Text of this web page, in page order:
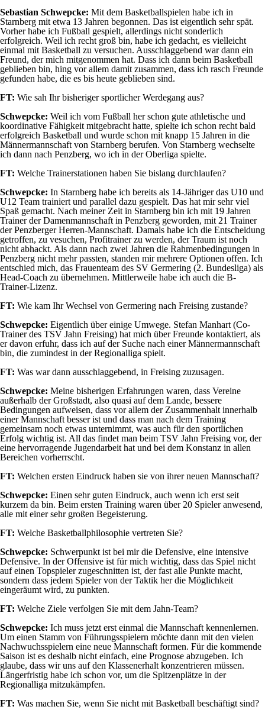
Sebastian Schwepcke: Mit dem Basketballspielen habe ich in
Starnberg mit etwa 13 Jahren begonnen. Das ist eigentlich sehr spät.
Vorher habe ich Fußball gespielt, allerdings nicht sonderlich
erfolgreich. Weil ich recht groß bin, habe ich gedacht, es vielleicht
einmal mit Basketball zu versuchen. Ausschlaggebend war dann ein
Freund, der mich mitgenommen hat. Dass ich dann beim Basketball
geblieben bin, hing vor allem damit zusammen, dass ich rasch Freunde
gefunden habe, die es bis heute geblieben sind.
FT: Wie sah Ihr bisheriger sportlicher Werdegang aus?
Schwepcke: Weil ich vom Fußball her schon gute athletische und
koordinative Fähigkeit mitgebracht hatte, spielte ich schon recht bald
erfolgreich Basketball und wurde schon mit knapp 15 Jahren in die
Männermannschaft von Starnberg berufen. Von Starnberg wechselte
ich dann nach Penzberg, wo ich in der Oberliga spielte.
FT: Welche Trainerstationen haben Sie bislang durchlaufen?
Schwepcke: In Starnberg habe ich bereits als 14-Jähriger das U10 und
U12 Team trainiert und parallel dazu gespielt. Das hat mir sehr viel
Spaß gemacht. Nach meiner Zeit in Starnberg bin ich mit 19 Jahren
Trainer der Damenmannschaft in Penzberg geworden, mit 21 Trainer
der Penzberger Herren-Mannschaft. Damals habe ich die Entscheidung
getroffen, zu vesuchen, Profitrainer zu werden, der Traum ist noch
nicht abhackt. Als dann nach zwei Jahren die Rahmenbedingungen in
Penzberg nicht mehr passten, standen mir mehrere Optionen offen. Ich
entschied mich, das Frauenteam des SV Germering (2. Bundesliga) als
Head-Coach zu übernehmen. Mittlerweile habe ich auch die B-
Trainer-Lizenz.
FT: Wie kam Ihr Wechsel von Germering nach Freising zustande?
Schwepcke: Eigentlich über einige Umwege. Stefan Manhart (Co-
Trainer des TSV Jahn Freising) hat mich über Freunde kontaktiert, als
er davon erfuhr, dass ich auf der Suche nach einer Männermannschaft
bin, die zumindest in der Regionalliga spielt.
FT: Was war dann ausschlaggebend, in Freising zuzusagen.
Schwepcke: Meine bisherigen Erfahrungen waren, dass Vereine
außerhalb der Großstadt, also quasi auf dem Lande, bessere
Bedingungen aufweisen, dass vor allem der Zusammenhalt innerhalb
einer Mannschaft besser ist und dass man nach dem Training
gemeinsam noch etwas unternimmt, was auch für den sportlichen
Erfolg wichtig ist. All das findet man beim TSV Jahn Freising vor, der
eine hervorragende Jugendarbeit hat und bei dem Konstanz in allen
Bereichen vorherrscht.
FT: Welchen ersten Eindruck haben sie von ihrer neuen Mannschaft?
Schwepcke: Einen sehr guten Eindruck, auch wenn ich erst seit
kurzem da bin. Beim ersten Training waren über 20 Spieler anwesend,
alle mit einer sehr großen Begeisterung.
FT: Welche Basketballphilosophie vertreten Sie?
Schwepcke: Schwerpunkt ist bei mir die Defensive, eine intensive
Defensive. In der Offensive ist für mich wichtig, dass das Spiel nicht
auf einen Topspieler zugeschnitten ist, der fast alle Punkte macht,
sondern dass jedem Spieler von der Taktik her die Möglichkeit
eingeräumt wird, zu punkten.
FT: Welche Ziele verfolgen Sie mit dem Jahn-Team?
Schwepcke: Ich muss jetzt erst einmal die Mannschaft kennenlernen.
Um einen Stamm von Führungsspielern möchte dann mit den vielen
Nachwuchsspielern eine neue Mannschaft formen. Für die kommende
Saison ist es deshalb nicht einfach, eine Prognose abzugeben. Ich
glaube, dass wir uns auf den Klassenerhalt konzentrieren müssen.
Längerfristig habe ich schon vor, um die Spitzenplätze in der
Regionalliga mitzukämpfen.
FT: Was machen Sie, wenn Sie nicht mit Basketball beschäftigt sind?